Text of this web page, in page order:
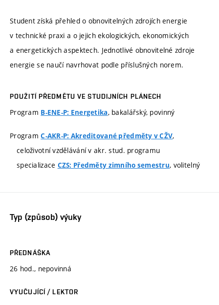
Student získá přehled o obnovitelných zdrojích energie
v technické praxi a o jejich ekologických, ekonomických
a energetických aspektech. Jednotlivé obnovitelné zdroje
energie se naučí navrhovat podle příslušných norem.
POUŽITÍ PŘEDMĚTU VE STUDIJNÍCH PLÁNECH
Program B-ENE-P: Energetika, bakalářský, povinný
ProgramC-AKR-P: Akreditované předměty v CŽV,
celoživotní vzdělávání v akr. stud. programu
specializace CZS: Předměty zimního semestru, volitelný
Typ (způsob) výuky
PŘEDNÁŠKA
26 hod., nepovinná
VYUČUJÍCÍ / LEKTOR